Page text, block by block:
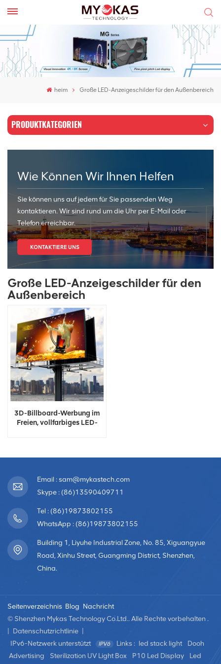
heim Große LED-Anzeigeschilder für den Außenbereich
PRODUKTKATEGORIEN
Wie Können Wir Ihnen Helfen
Sie können uns auf jedem für Sie passenden Weg
kontaktieren. Wir sind rund um die Uhr per E-Mail oder
Telefon erreichbar.
KONTAKTIERE UNS
Große LED-Anzeigeschilder für den
Außenbereich
3D-Billboard-Werbung im
Freien, vollfarbiges LED-
Email : sam@mykastech.com
Skype : (86)13590409711
Tel : (86)19873802155
WhatsApp : (86)19873802155
Building 1, Liyuhe Industrial Zone, No. 85, Xiguangyue
Road, Xinhu Street, Guangming District, Shenzhen,
China.
Seitenverzeichnis Blog Nachricht
© Shenzhen Mykas Technology Co.Ltd.. Alle Rechte vorbehalten .
Datenschutzrichtlinie
IPv6-Netzwerk unterstützt
Links : led stack light
Dooh
Advertising
Sterilization UV Light Box P10 Led Display
Led